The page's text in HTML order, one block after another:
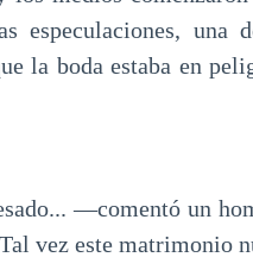
especulaciones,
la boda estaba en
—comentó un
vez este matrimonio